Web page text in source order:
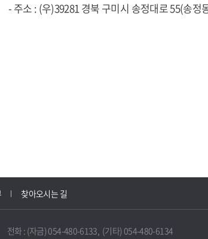
- 주소 : (우)39281 경북 구미시 송정대로 55(송정
찾아오시는 길
전화 : (자금) 054-480-6133, (기타) 054-480-6134